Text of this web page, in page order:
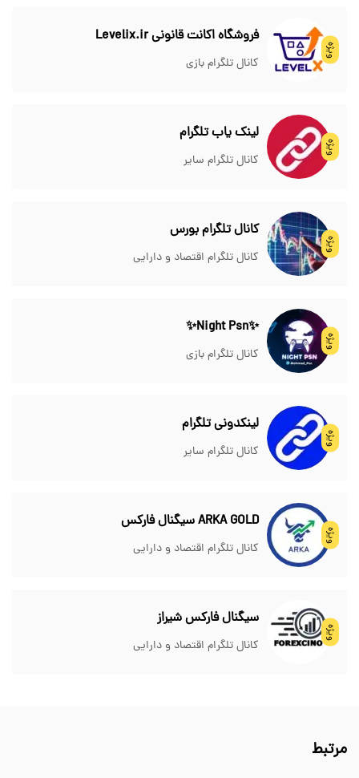
ویژه
فروشگاه اکانت قانونی Levelix.ir
کانال تلگرام بازی
ویژه
لینک یاب تلگرام
کانال تلگرام سایر
ویژه
کانال تلگرام بورس
کانال تلگرام اقتصاد و دارایی
ویژه
✨Night Psn✨
کانال تلگرام بازی
ویژه
لینکدونی تلگرام
کانال تلگرام سایر
ویژه
ARKA GOLD سیگنال فارکس
کانال تلگرام اقتصاد و دارایی
ویژه
سیگنال فارکس شیراز
کانال تلگرام اقتصاد و دارایی
مرتبط